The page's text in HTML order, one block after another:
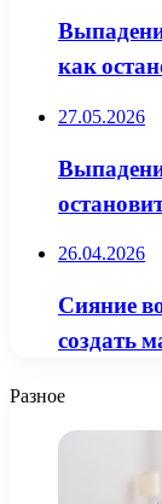
как
27.05.2026
26.04.2026
Сияние
создать
Разное